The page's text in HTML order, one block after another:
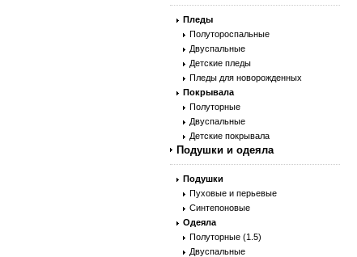
Пледы
Полутороспальные
Двуспальные
Детские пледы
Пледы для новорожденных
Покрывала
Полуторные
Двуспальные
Детские покрывала
Подушки и одеяла
Подушки
Пуховые и перьевые
Синтепоновые
Одеяла
Полуторные (1.5)
Двуспальные